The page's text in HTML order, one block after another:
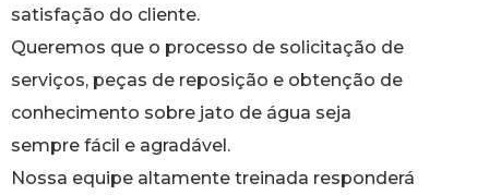
satisfação do cliente.
Queremos que o processo de solicitação de
serviços, peças de reposição e obtenção de
conhecimento sobre jato de água seja
sempre fácil e agradável.
Nossa equipe altamente treinada responderá